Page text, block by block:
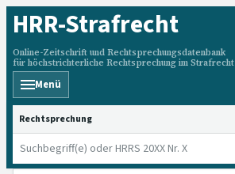
HRR-Strafrecht
Online-Zeitschrift und Rechtsprechungsdatenbank
für höchstrichterliche Rechtsprechung im Strafrecht
Menü
HRRS durchsuchen